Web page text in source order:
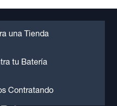
una Tienda
tu Batería
Contratando